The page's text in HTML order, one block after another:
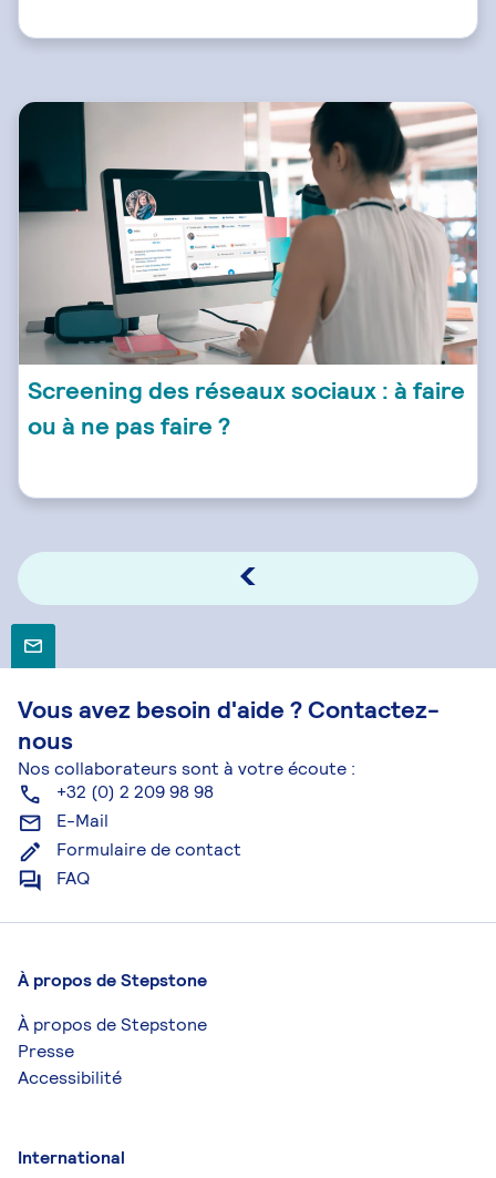
Screening des réseaux sociaux : à faire
ou à ne pas faire ?
Vous avez besoin d'aide ? Contactez-
nous
Nos collaborateurs sont à votre écoute :
+32 (0) 2 209 98 98
E-Mail
Formulaire de contact
FAQ
À propos de Stepstone
À propos de Stepstone
Presse
Accessibilité
International